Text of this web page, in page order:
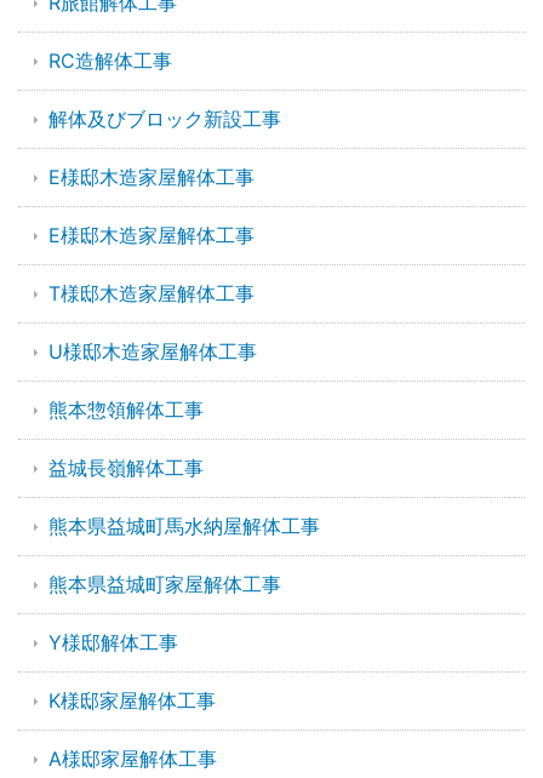
RC造解体工事
解体及びブロック新設工事
E様邸木造家屋解体工事
E様邸木造家屋解体工事
T様邸木造家屋解体工事
U様邸木造家屋解体工事
熊本惣領解体工事
益城長嶺解体工事
熊本県益城町馬水納屋解体工事
熊本県益城町家屋解体工事
Y様邸解体工事
K様邸家屋解体工事
A様邸家屋解体工事